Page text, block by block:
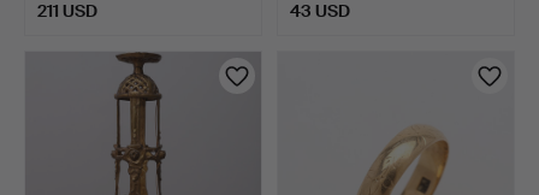
211 USD 43 USD